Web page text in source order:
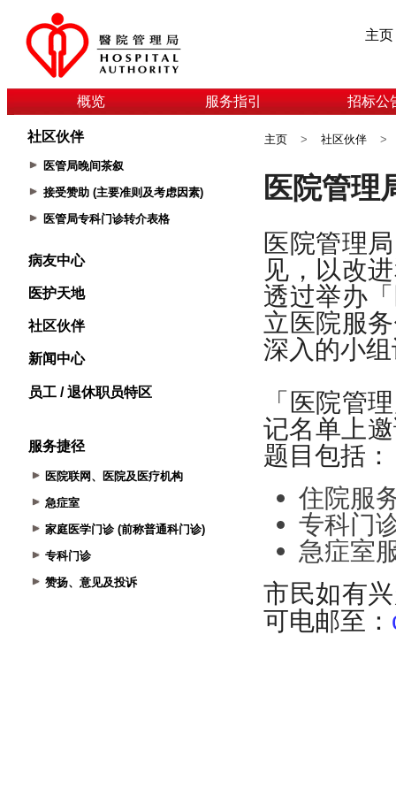
主页
概览 服务指引 招标公
社区伙伴
医管局晚间茶叙
接受赞助 (主要准则及考虑因素)
医管局专科门诊转介表格
病友中心
医护天地
社区伙伴
新闻中心
员工 / 退休职员特区
服务捷径
医院联网、医院及医疗机构
急症室
家庭医学门诊 (前称普通科门诊)
专科门诊
赞扬、意见及投诉
主页 > 社区伙伴 >